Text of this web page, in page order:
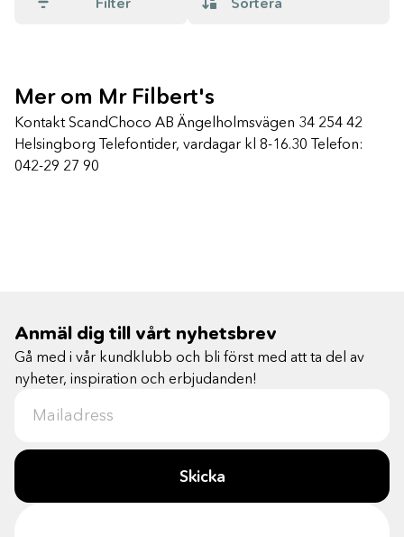
Mer om Mr Filbert's
Kontakt ScandChoco AB Ängelholmsvägen 34 254 42
Helsingborg Telefontider, vardagar kl 8-16.30 Telefon:
042-29 27 90
Anmäl dig till vårt nyhetsbrev
Gå med i vår kundklubb och bli först med att ta del av
nyheter, inspiration och erbjudanden!
Skicka